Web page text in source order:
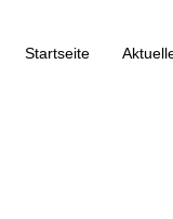
Startseite